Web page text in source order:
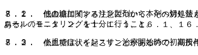
８．１． 低血糖に関する注意について、その対処法
ある）〔９．１．２、１１．１．１、１６．１、１６
８．２． 低血糖症状を起こすことがあるので、高所
７．２． 他の追加インスリン製剤から本剤へ切り替
ロールのモニタリングを十分に行うこと。
７．３． 小児では、インスリン治療開始時の初期投